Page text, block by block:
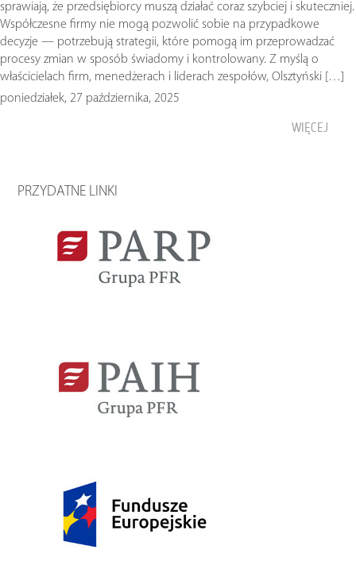
sprawiają, że przedsiębiorcy muszą działać coraz szybciej i skuteczniej.
Współczesne firmy nie mogą pozwolić sobie na przypadkowe
decyzje — potrzebują strategii, które pomogą im przeprowadzać
procesy zmian w sposób świadomy i kontrolowany. Z myślą o
właścicielach firm, menedżerach i liderach zespołów, Olsztyński […]
poniedziałek, 27 października, 2025
WIĘCEJ
PRZYDATNE LINKI